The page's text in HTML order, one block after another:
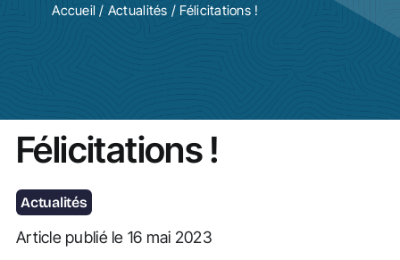
Accueil / Actualités / Félicitations !
Félicitations !
Actualités
Article publié le 16 mai 2023